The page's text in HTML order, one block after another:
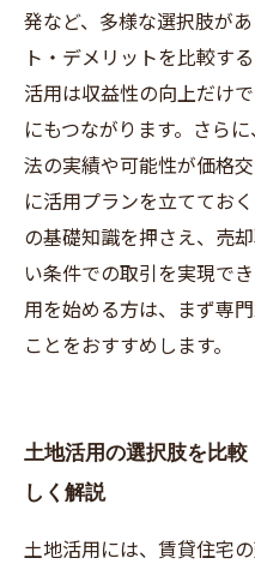
不動産売却前に知っ
たらす交渉力の強化
発など、多様な選択肢が
ト・デメリットを比較す
活用は収益性の向上だけ
にもつながります。さら
法の実績や可能性が価格
に活用プランを立ててお
の基礎知識を押さえ、売
い条件での取引を実現で
用を始める方は、まず専
ことをおすすめします。
土地活用の選択肢を比
しく解説
土地活用には、賃貸住宅